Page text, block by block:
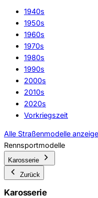
1940s
1950s
1960s
1970s
1980s
1990s
2000s
2010s
2020s
Vorkriegszeit
Alle Straßenmodelle
Rennsportmodelle
Karosserie
Zurück
Karosserie